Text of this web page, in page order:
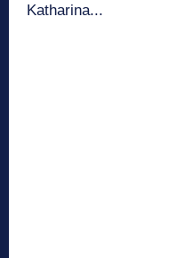
Katharina...